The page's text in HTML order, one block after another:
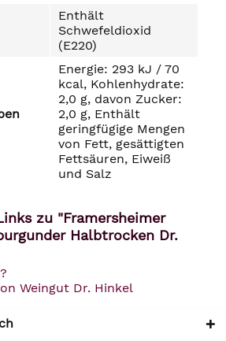
Enthält
Schwefeldioxid
(E220)
Energie: 293 kJ / 70
kcal, Kohlenhydrate:
2,0 g, davon Zucker:
2,0 g, Enthält
geringfügige Mengen
von Fett, gesättigten
Fettsäuren, Eiweiß
und Salz
zu "Framersheimer
Halbtrocken Dr.
Weingut Dr. Hinkel